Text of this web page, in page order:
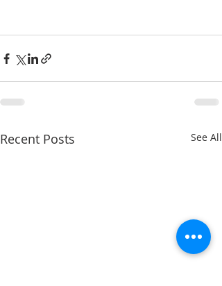
Recent Posts See All